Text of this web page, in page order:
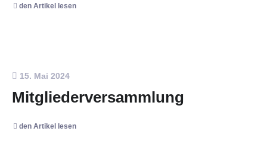
den Artikel lesen
15. Mai 2024
Mitgliederversammlung
den Artikel lesen